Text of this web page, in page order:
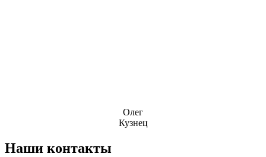
Олег
Кузнец
Наши контакты